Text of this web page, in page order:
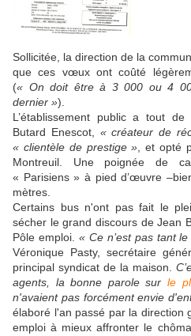
Sollicitée, la direction de la
que ces vœux ont coûté
(« On doit être à 3 000 ou 4
dernier »).
L’établissement public a tout
Butard Enescot, « créateur de
« clientèle de prestige » , et opté
Montreuil. Une poignée de
« Parisiens » à pied d’œuvre
mètres.
Certains bus n'ont pas fait le
sécher le grand discours de Jean
Pôle emploi. « Ce n’est pas tant
Véronique Pasty, secrétaire
principal syndicat de la maison.
agents, la bonne parole sur le
n'avaient pas forcément envie
élaboré l'an passé par la direction
emploi à mieux affronter le